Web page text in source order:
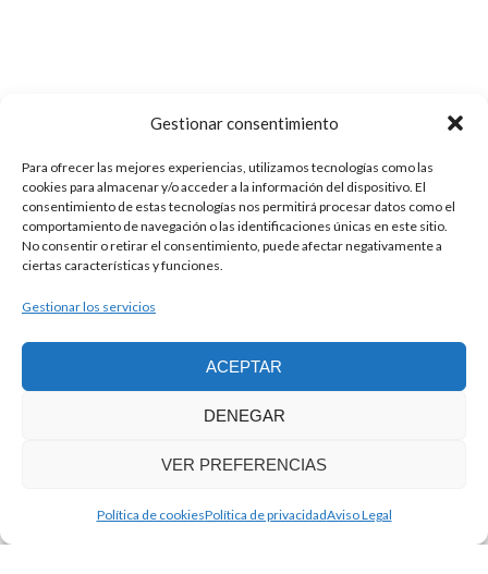
Gestionar consentimiento
Para ofrecer las mejores experiencias, utilizamos tecnologías como las
cookies para almacenar y/o acceder a la información del dispositivo. El
consentimiento de estas tecnologías nos permitirá procesar datos como el
comportamiento de navegación o las identificaciones únicas en este sitio.
No consentir o retirar el consentimiento, puede afectar negativamente a
ciertas características y funciones.
Gestionar los servicios
ACEPTAR
DENEGAR
VER PREFERENCIAS
Política de cookiesPolítica de privacidadAviso Legal
CONFÍAEN
NOSOTROS